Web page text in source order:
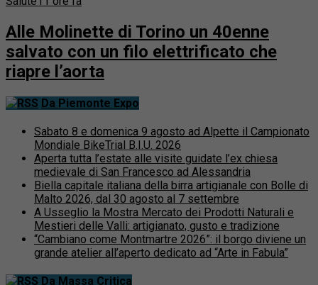
Alle Molinette di Torino un 40enne
salvato con un filo elettrificato che
riapre l’aorta
Da Piemonte Expo
Sabato 8 e domenica 9 agosto ad Alpette il Campionato
Mondiale BikeTrial B.I.U. 2026
Aperta tutta l’estate alle visite guidate l’ex chiesa
medievale di San Francesco ad Alessandria
Biella capitale italiana della birra artigianale con Bolle di
Malto 2026, dal 30 agosto al 7 settembre
A Usseglio la Mostra Mercato dei Prodotti Naturali e
Mestieri delle Valli: artigianato, gusto e tradizione
“Cambiano come Montmartre 2026”: il borgo diviene un
grande atelier all’aperto dedicato ad “Arte in Fabula”
Da Massa Critica